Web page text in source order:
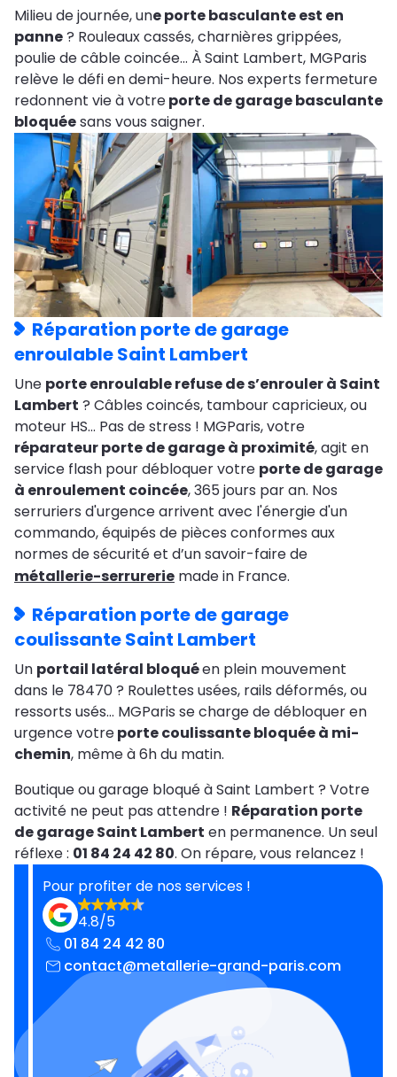
Milieu de journée, une porte basculante est en
panne? Rouleaux cassés, charnières grippées,
poulie de câble coincée… À Saint Lambert, MGParis
relève le défi en demi-heure. Nos experts fermeture
redonnent vie à votreporte de garage basculante
bloquéesans vous saigner.
Réparation porte de garage
enroulable Saint Lambert
Une porte enroulable refuse de s’enrouler à Saint
Lambert ? Câbles coincés, tambour capricieux, ou
moteur HS… Pas de stress ! MGParis, votre
réparateur porte de garage à proximité, agit en
service flash pour débloquer votre porte de garage
à enroulement coincée, 365 jours par an. Nos
serruriers d'urgence arrivent avec l'énergie d'un
commando, équipés de pièces conformes aux
normes de sécurité et d’un savoir-faire de
métallerie-serrurerie made in France.
Réparation porte de garage
coulissante Saint Lambert
Un portail latéral bloquéen plein mouvement
dans le 78470 ? Roulettes usées, rails déformés, ou
ressorts usés… MGParis se charge de débloquer en
urgence votreporte coulissante bloquée à mi-
chemin, même à 6h du matin.
Boutique ou garage bloqué à Saint Lambert ? Votre
activité ne peut pas attendre ! Réparation porte
de garage Saint Lambert en permanence. Un seul
réflexe : 01 84 24 42 80. On répare, vous relancez !
Pour profiter de nos services !
4.8/5
01 84 24 42 80
contact@metallerie-grand-paris.com